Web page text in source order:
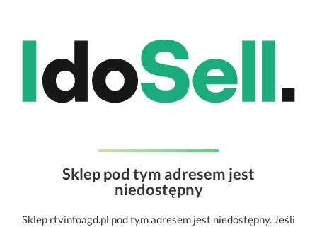
Sklep pod tym adresem jest
niedostępny
Sklep rtvinfoagd.pl pod tym adresem jest niedostępny. Jeśli